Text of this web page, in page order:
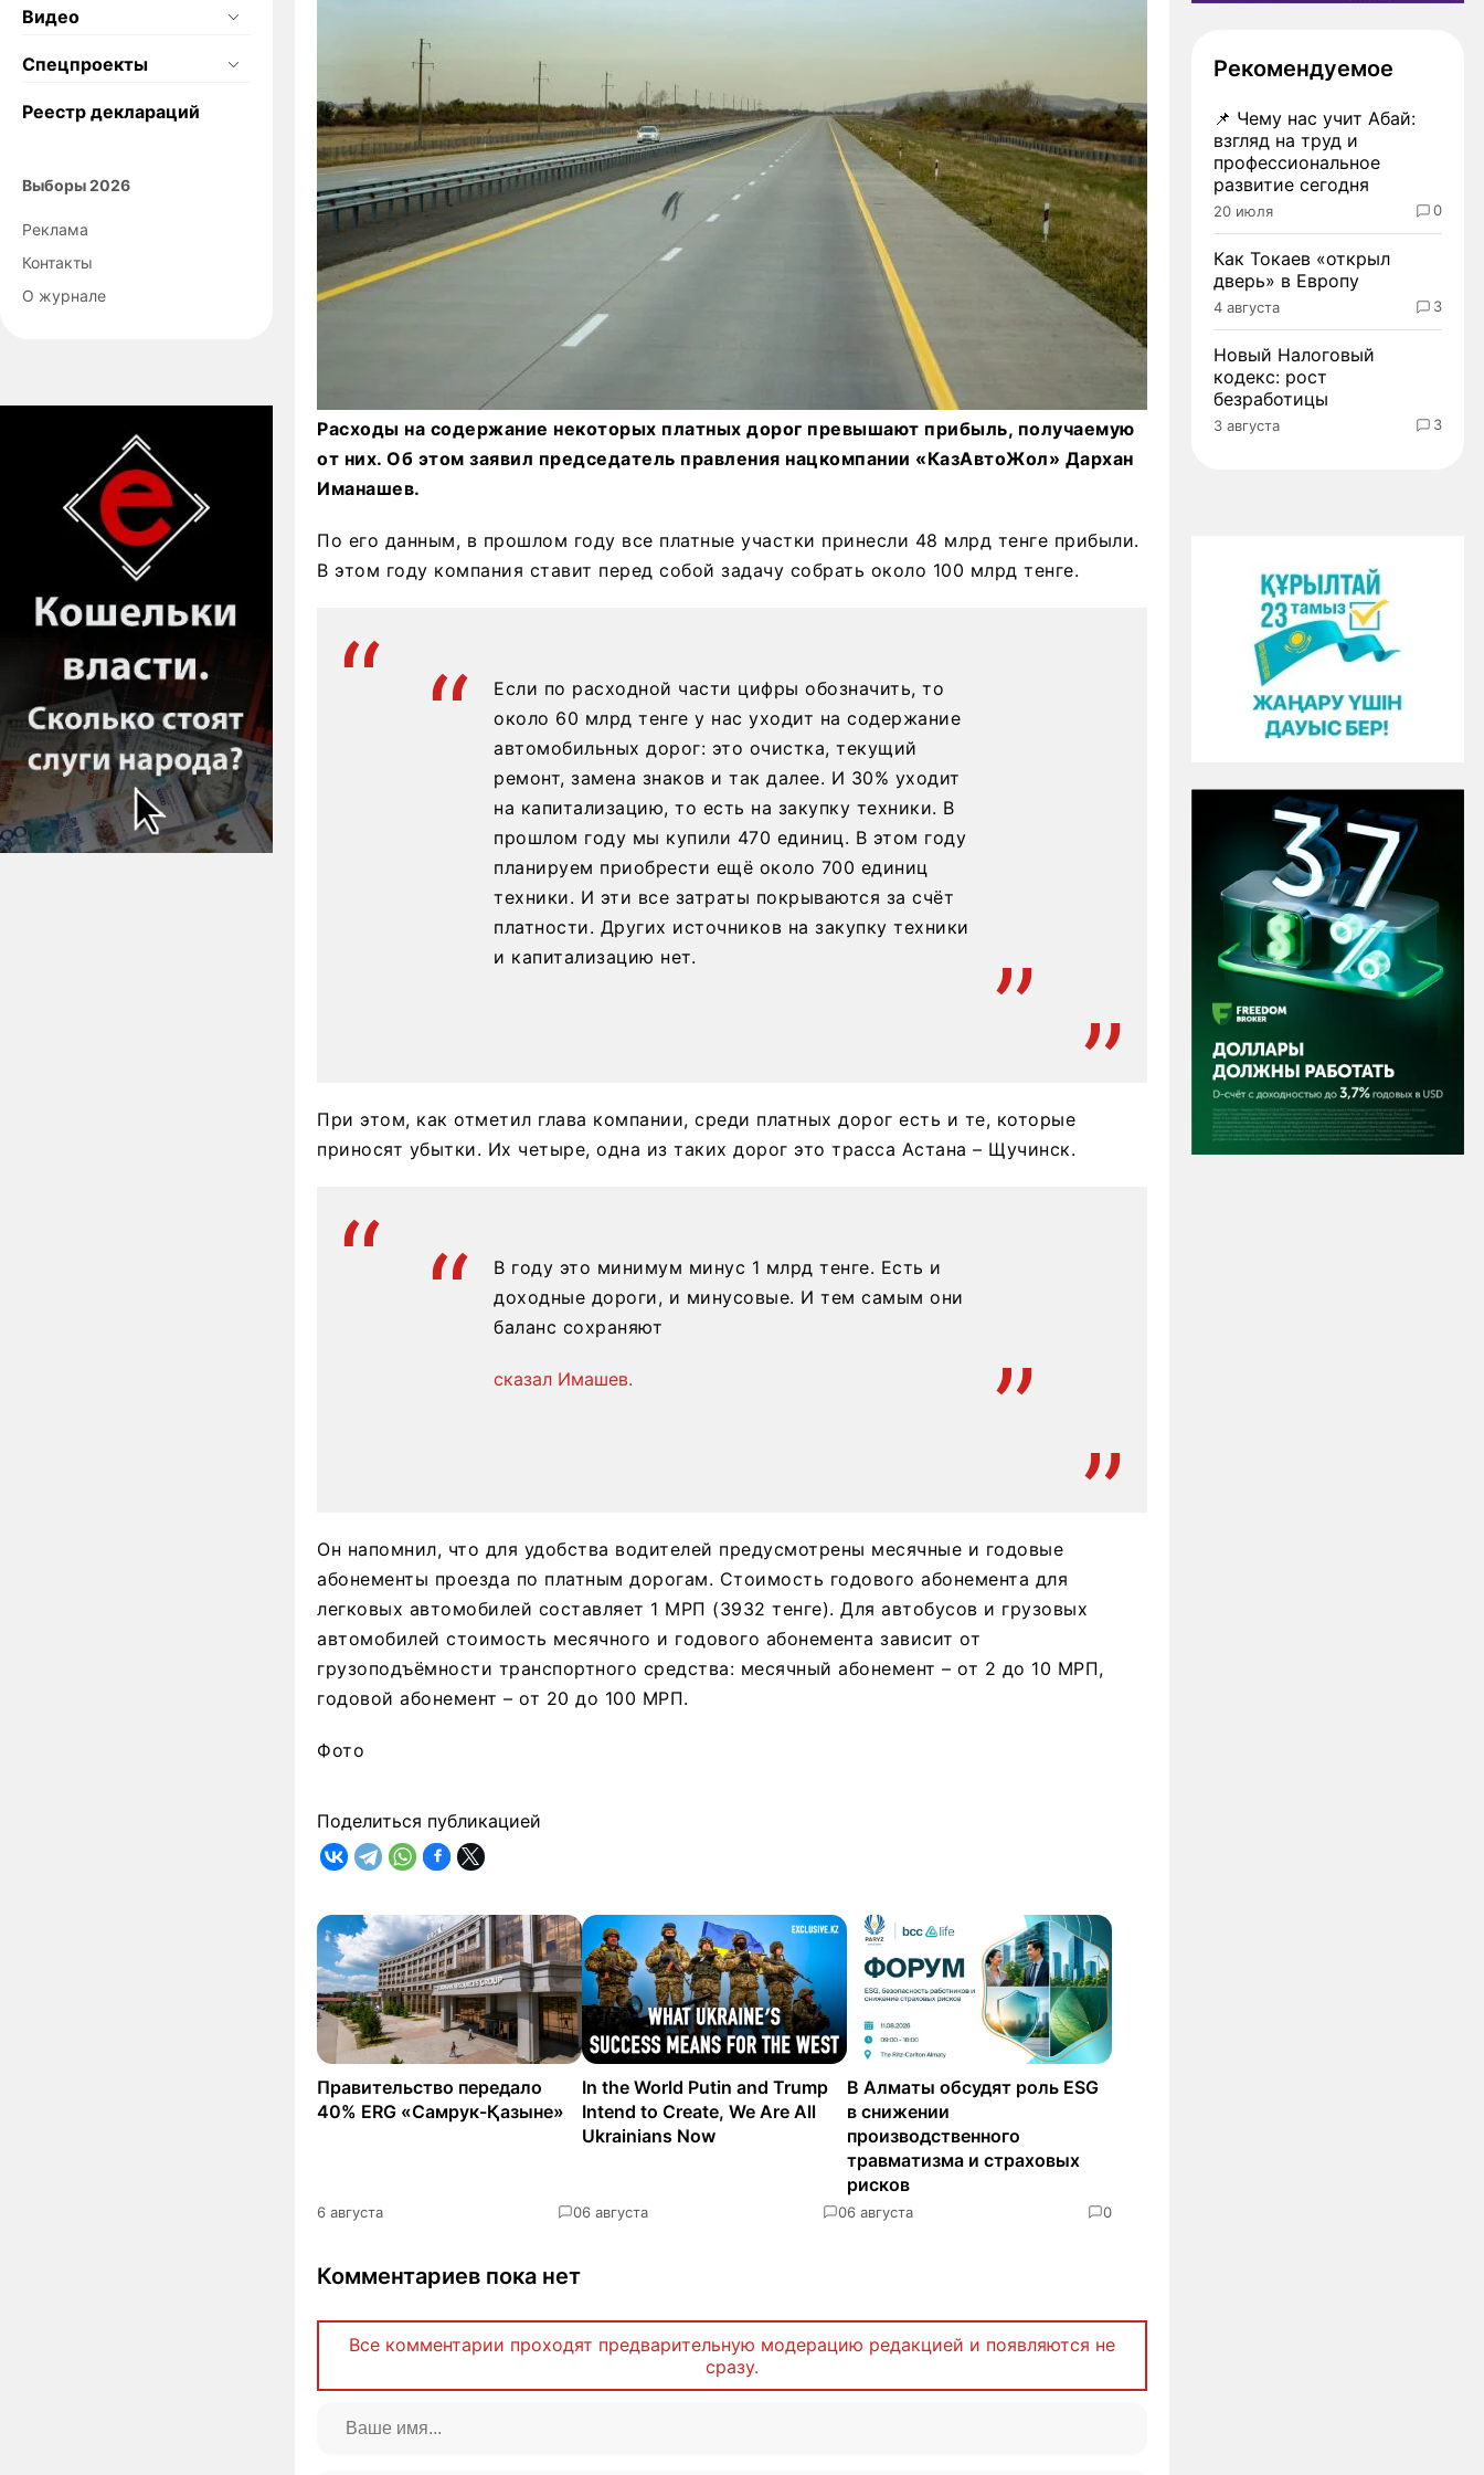
Видео
Спецпроекты
Реестр деклараций
Выборы 2026
Реклама
Контакты
О журнале
Расходы на содержание некоторых платных дорог превышают прибыль, получаемую
от них. Об этом заявил председатель правления нацкомпании «КазАвтоЖол» Дархан
Иманашев.
По его данным, в прошлом году все платные участки принесли 48 млрд тенге прибыли.
В этом году компания ставит перед собой задачу собрать около 100 млрд тенге.
Если по расходной части цифры обозначить, то
около 60 млрд тенге у нас уходит на содержание
автомобильных дорог: это очистка, текущий
ремонт, замена знаков и так далее. И 30% уходит
на капитализацию, то есть на закупку техники. В
прошлом году мы купили 470 единиц. В этом году
планируем приобрести ещё около 700 единиц
техники. И эти все затраты покрываются за счёт
платности. Других источников на закупку техники
и капитализацию нет.
При этом, как отметил глава компании, среди платных дорог есть и те, которые
приносят убытки. Их четыре, одна из таких дорог это трасса Астана – Щучинск.
В году это минимум минус 1 млрд тенге. Есть и
доходные дороги, и минусовые. И тем самым они
баланс сохраняют
сказал Имашев.
Он напомнил, что для удобства водителей предусмотрены месячные и годовые
абонементы проезда по платным дорогам. Стоимость годового абонемента для
легковых автомобилей составляет 1 МРП (3932 тенге). Для автобусов и грузовых
автомобилей стоимость месячного и годового абонемента зависит от
грузоподъёмности транспортного средства: месячный абонемент – от 2 до 10 МРП,
годовой абонемент – от 20 до 100 МРП.
Фото
Поделиться публикацией
Правительство передало
40% ERG «Самрук-Қазыне»
6 августа 0
In the World Putin and Trump
Intend to Create, We Are All
Ukrainians Now
6 августа 0
В Алматы обсудят роль ESG
в снижении
производственного
травматизма и страховых
рисков
6 августа 0
Комментариев пока нет
Все комментарии проходят предварительную модерацию редакцией и появляются не
сразу.
Рекомендуемое
📌 Чему нас учит Абай:
взгляд на труд и
профессиональное
развитие сегодня
20 июля 0
Как Токаев «открыл
дверь» в Европу
4 августа 3
Новый Налоговый
кодекс: рост
безработицы
3 августа 3